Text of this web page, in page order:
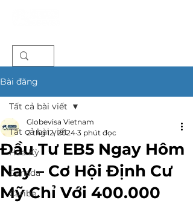
Bài đăng
Tất cả bài viết
Hoa Kỳ
Canada
Caribe
Tất cả bài viết
Đầu Tư EB5 Ngay Hôm
Nay – Cơ Hội Định Cư
Mỹ Chỉ Với 400.000
Globevisa Vietnam
2 thg 12, 2024 3 phút đọc